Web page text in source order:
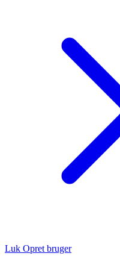
Luk Opret bruger